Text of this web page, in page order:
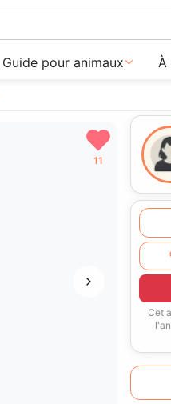
Guide pour animaux À
11
Cet